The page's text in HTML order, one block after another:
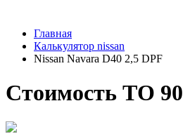
Главная
Калькулятор nissan
Nissan Navara D40 2,5 DPF
Стоимость ТО